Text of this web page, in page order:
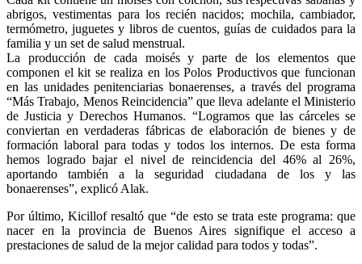
abrigos, vestimentas para los recién nacidos; mochila, cambiador,
termómetro, juguetes y libros de cuentos, guías de cuidados para la
familia y un set de salud menstrual.
La producción de cada moisés y parte de los elementos que
componen el kit se realiza en los Polos Productivos que funcionan
en las unidades penitenciarias bonaerenses, a través del programa
“Más Trabajo, Menos Reincidencia” que lleva adelante el Ministerio
de Justicia y Derechos Humanos. “Logramos que las cárceles se
conviertan en verdaderas fábricas de elaboración de bienes y de
formación laboral para todas y todos los internos. De esta forma
hemos logrado bajar el nivel de reincidencia del 46% al 26%,
aportando también a la seguridad ciudadana de los y las
bonaerenses”, explicó Alak.
Por último, Kicillof resaltó que “de esto se trata este programa: que
nacer en la provincia de Buenos Aires signifique el acceso a
prestaciones de salud de la mejor calidad para todos y todas”.